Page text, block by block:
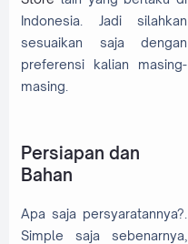
Indonesia. Jadi silahkan
sesuaikan saja dengan
preferensi kalian masing-
masing.
Persiapan dan
Bahan
Apa saja persyaratannya?.
Simple saja sebenarnya,